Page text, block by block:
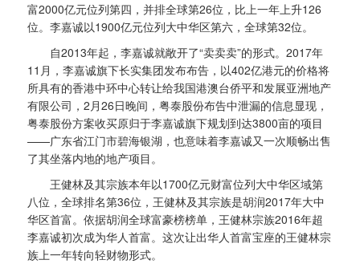
富2000亿元位列第四，并排全球第26位，比上一年上升126
位。李嘉诚以1900亿元位列大中华区第六，全球第32位。
自2013年起，李嘉诚就敞开了“卖卖卖”的形式。2017年
11月，李嘉诚旗下长实集团发布布告，以402亿港元的价格将
所具有的香港中环中心转让给我国港澳台侨平和发展亚洲地产
有限公司，2月26日晚间，粤泰股份布告中泄漏的信息显现，
粤泰股份方案收买原归于李嘉诚旗下规划到达3800亩的项目
——广东省江门市碧海银湖，也意味着李嘉诚又一次顺畅出售
了其坐落内地的地产项目。
王健林及其宗族本年以1700亿元财富位列大中华区域第
八位，全球排名第36位，王健林及其宗族是胡润2017年大中
华区首富。依据胡润全球富豪榜榜单，王健林宗族2016年超
李嘉诚初次成为华人首富。这次让出华人首富宝座的王健林宗
族上一年转向轻财物形式。